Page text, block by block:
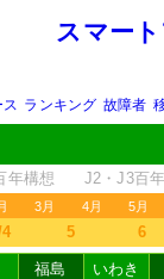
スマー
ランキング 故障者
年構想 J2・J3百
3月 4月 5月
5 6
福島
いわき